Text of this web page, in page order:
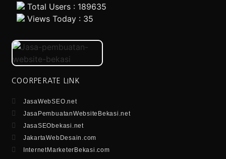
Total Users : 189635
Views Today : 35
COORPERATE LINK
JasaWebSEO.net
JasaPembuatanWebsiteBekasi.net
JasaSEObekasi.net
JakartaWebDesain.com
InternetMarketerBekasi.com